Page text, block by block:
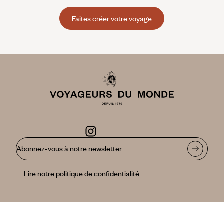
Faites créer votre voyage
Abonnez-vous à notre newsletter
Lire notre politique de confidentialité